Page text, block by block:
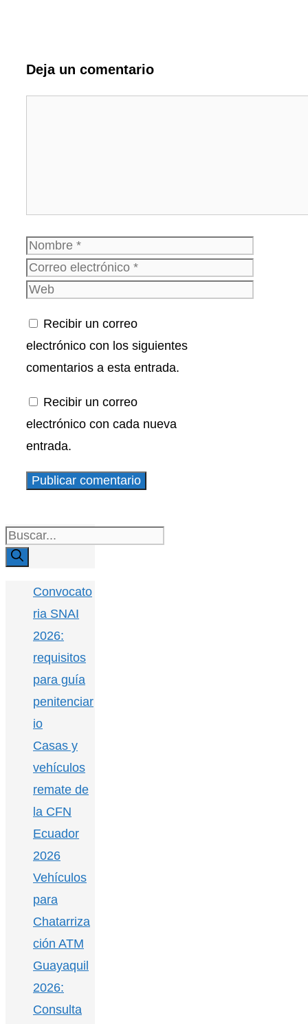
Deja un comentario
Nombre
Correo
electrónico
Web
Recibir un correo
electrónico con los siguientes
comentarios a esta entrada.
Recibir un correo
electrónico con cada nueva
entrada.
Buscar:
Convocato
ria SNAI
2026:
requisitos
para guía
penitenciar
io
Casas y
vehículos
remate de
la CFN
Ecuador
2026
Vehículos
para
Chatarriza
ción ATM
Guayaquil
2026:
Consulta